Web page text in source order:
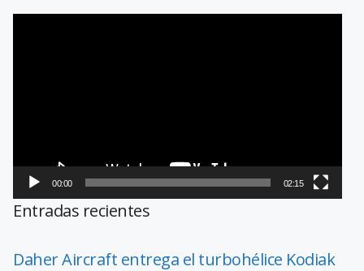
00:00 02:15
Entradas recientes
Daher Aircraft entrega el turbohélice Kodiak